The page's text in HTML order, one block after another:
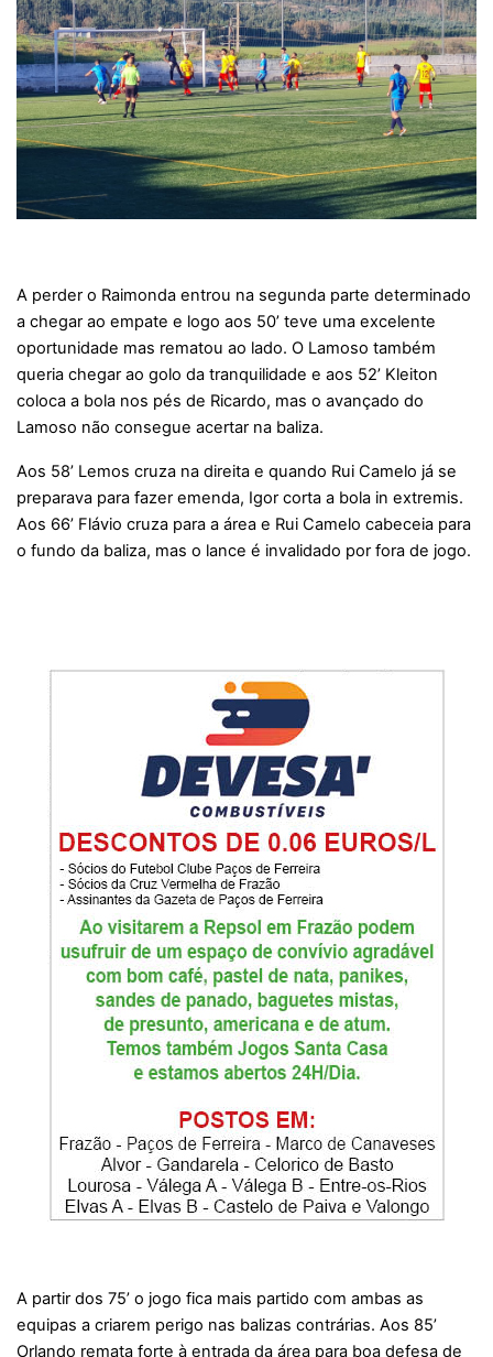
A perder o Raimonda entrou na segunda parte determinado
a chegar ao empate e logo aos 50’ teve uma excelente
oportunidade mas rematou ao lado. O Lamoso também
queria chegar ao golo da tranquilidade e aos 52’ Kleiton
coloca a bola nos pés de Ricardo, mas o avançado do
Lamoso não consegue acertar na baliza.
Aos 58’ Lemos cruza na direita e quando Rui Camelo já se
preparava para fazer emenda, Igor corta a bola in extremis.
Aos 66’ Flávio cruza para a área e Rui Camelo cabeceia para
o fundo da baliza, mas o lance é invalidado por fora de jogo.
A partir dos 75’ o jogo fica mais partido com ambas as
equipas a criarem perigo nas balizas contrárias. Aos 85’
Orlando remata forte à entrada da área para boa defesa de